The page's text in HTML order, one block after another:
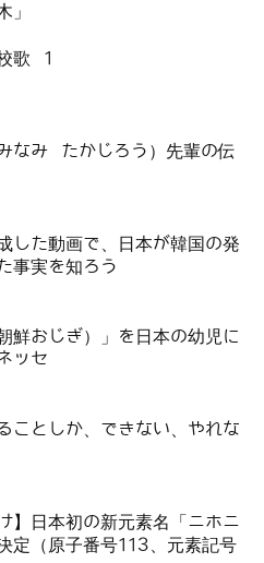
」
歌 1
なみ たかじろう）先輩の伝
した動画で、日本が韓国の発
事実を知ろう
鮮おじぎ）」を日本の幼児に
ッセ
ことしか、できない、やれな
】日本初の新元素名「ニホニ
定（原子番号113、元素記号